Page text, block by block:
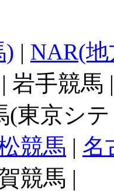
) | NAR(
岩手競馬
(東京シ
競馬 | 名
競馬 |